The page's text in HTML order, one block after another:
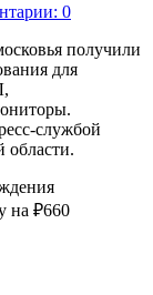
0
получили
для
службой
области.